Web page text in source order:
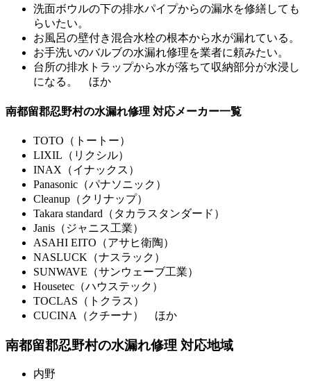
洗面ボウルの下の排水パイプからの漏水を修繕しても
らいたい。
お風呂の壁付き混合水栓の根本から水が漏れている。
お手洗いのバルブの水漏れ修理を業者に頼みたい。
台所の排水トラップから水が落ちて収納部分が水浸し
になる。 ほか
南都留郡忍野村の水漏れ修理 対応メーカー一覧
TOTO（トートー）
LIXIL（リクシル）
INAX（イナックス）
Panasonic（パナソニック）
Cleanup（クリナップ）
Takara standard（タカラスタンダード）
Janis（ジャニス工業）
ASAHI EITO（アサヒ衛陶）
NASLUCK（ナスラック）
SUNWAVE（サンウェーブ工業）
Housetec（ハウステック）
TOCLAS（トクラス）
CUCINA（クチーナ） ほか
南都留郡忍野村の水漏れ修理 対応地域
内野